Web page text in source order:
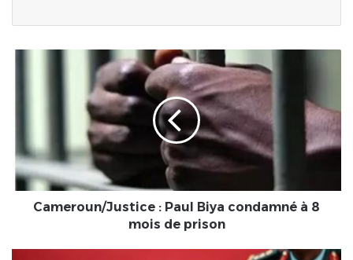
8
mois
de
prisonCameroun/Justice : Paul Biya condamné à 8
mois de prison